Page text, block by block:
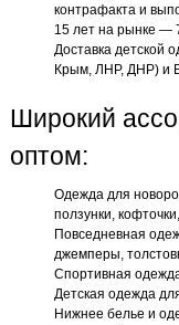
контрафакта и
15 лет на рынке —
Доставка детской
Крым, ЛНР, ДНР) и
Широкий
оптом:
Одежда для
ползунки,
Повседневная
джемперы,
Спортивная
Детская одежда
Нижнее белье и